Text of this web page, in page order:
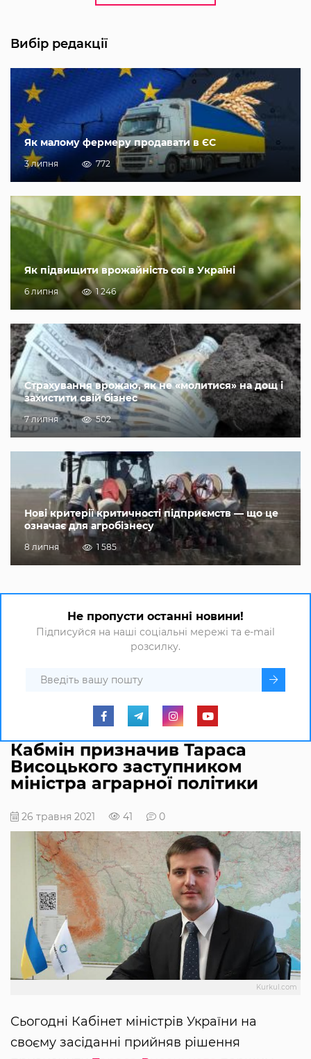
Вибір редакції
Як малому фермеру продавати в ЄС
3 липня 772
Як підвищити врожайність сої в Україні
6 липня 1 246
Страхування врожаю, як не «молитися» на дощ і
захистити свій бізнес
7 липня 502
Нові критерії критичності підприємств — що це
означає для агробізнесу
8 липня 1 585
Не пропусти останні новини!
Підписуйся на наші соціальні мережі та e-mail
розсилку.
Кабмін призначив Тараса
Висоцького заступником
міністра аграрної політики
26 травня 2021 41 0
Kurkul.com
Сьогодні Кабінет міністрів України на
своєму засіданні прийняв рішення